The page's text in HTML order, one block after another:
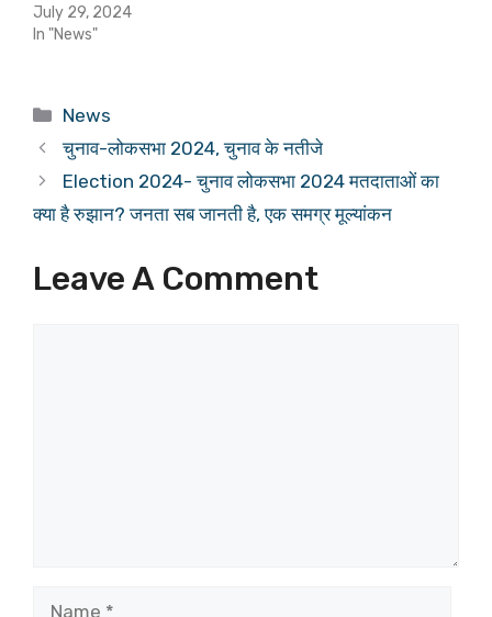
July 29, 2024
In "News"
Categories
News
चुनाव-लोकसभा 2024, चुनाव के नतीजे
Election 2024- चुनाव लोकसभा 2024 मतदाताओं का
क्या है रुझान? जनता सब जानती है, एक समग्र मूल्यांकन
Leave A Comment